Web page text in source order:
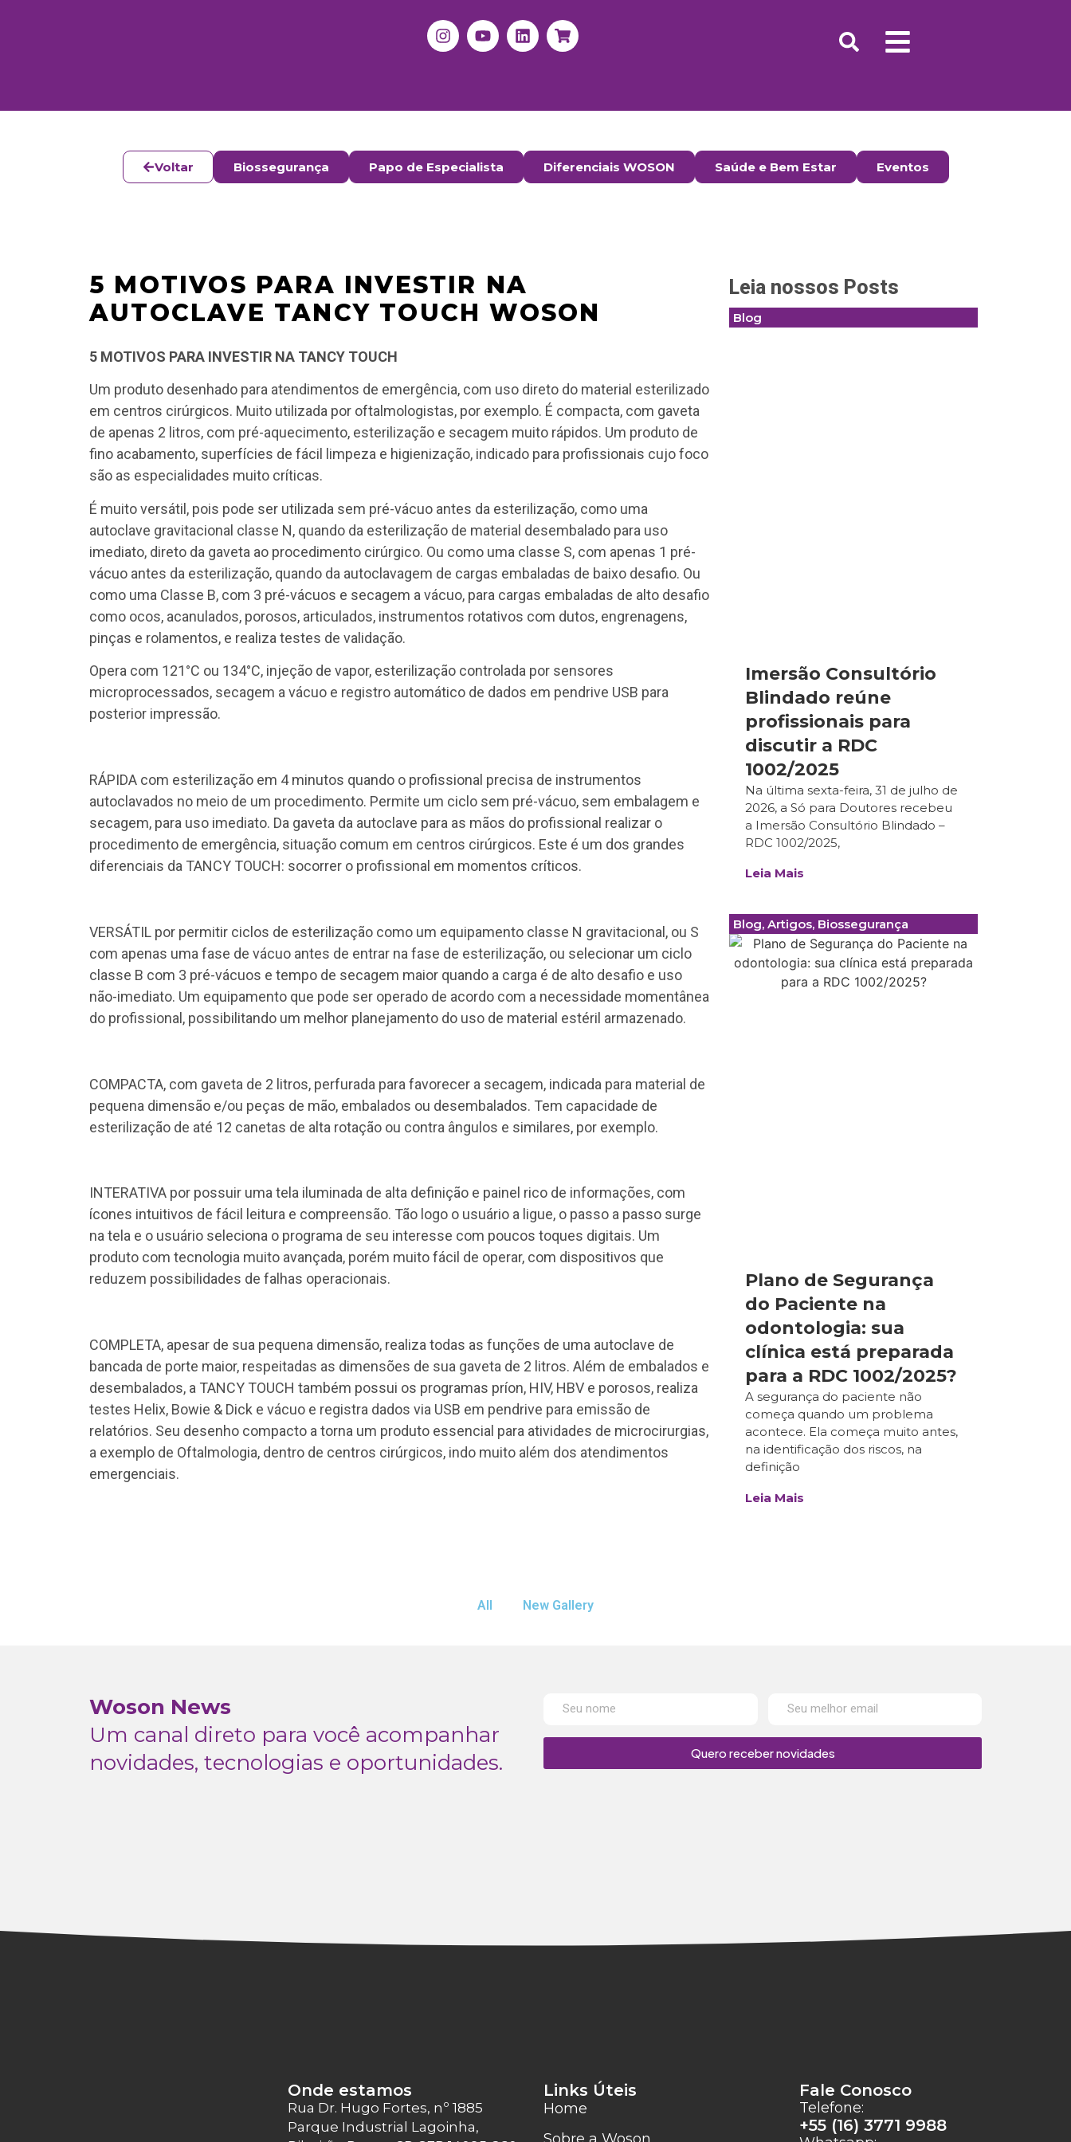
Voltar Biossegurança Papo de Especialista Diferenciais WOSON Saúde e Bem Estar Eventos
5 MOTIVOS PARA INVESTIR NA
AUTOCLAVE TANCY TOUCH WOSON
5 MOTIVOS PARA INVESTIR NA TANCY TOUCH
Um produto desenhado para atendimentos de emergência, com uso direto do material esterilizado
em centros cirúrgicos. Muito utilizada por oftalmologistas, por exemplo. É compacta, com gaveta
de apenas 2 litros, com pré-aquecimento, esterilização e secagem muito rápidos. Um produto de
fino acabamento, superfícies de fácil limpeza e higienização, indicado para profissionais cujo foco
são as especialidades muito críticas.
É muito versátil, pois pode ser utilizada sem pré-vácuo antes da esterilização, como uma
autoclave gravitacional classe N, quando da esterilização de material desembalado para uso
imediato, direto da gaveta ao procedimento cirúrgico. Ou como uma classe S, com apenas 1 pré-
vácuo antes da esterilização, quando da autoclavagem de cargas embaladas de baixo desafio. Ou
como uma Classe B, com 3 pré-vácuos e secagem a vácuo, para cargas embaladas de alto desafio
como ocos, acanulados, porosos, articulados, instrumentos rotativos com dutos, engrenagens,
pinças e rolamentos, e realiza testes de validação.
Opera com 121°C ou 134°C, injeção de vapor, esterilização controlada por sensores
microprocessados, secagem a vácuo e registro automático de dados em pendrive USB para
posterior impressão.
RÁPIDA com esterilização em 4 minutos quando o profissional precisa de instrumentos
autoclavados no meio de um procedimento. Permite um ciclo sem pré-vácuo, sem embalagem e
secagem, para uso imediato. Da gaveta da autoclave para as mãos do profissional realizar o
procedimento de emergência, situação comum em centros cirúrgicos. Este é um dos grandes
diferenciais da TANCY TOUCH: socorrer o profissional em momentos críticos.
VERSÁTIL por permitir ciclos de esterilização como um equipamento classe N gravitacional, ou S
com apenas uma fase de vácuo antes de entrar na fase de esterilização, ou selecionar um ciclo
classe B com 3 pré-vácuos e tempo de secagem maior quando a carga é de alto desafio e uso
não-imediato. Um equipamento que pode ser operado de acordo com a necessidade momentânea
do profissional, possibilitando um melhor planejamento do uso de material estéril armazenado.
COMPACTA, com gaveta de 2 litros, perfurada para favorecer a secagem, indicada para material de
pequena dimensão e/ou peças de mão, embalados ou desembalados. Tem capacidade de
esterilização de até 12 canetas de alta rotação ou contra ângulos e similares, por exemplo.
INTERATIVA por possuir uma tela iluminada de alta definição e painel rico de informações, com
ícones intuitivos de fácil leitura e compreensão. Tão logo o usuário a ligue, o passo a passo surge
na tela e o usuário seleciona o programa de seu interesse com poucos toques digitais. Um
produto com tecnologia muito avançada, porém muito fácil de operar, com dispositivos que
reduzem possibilidades de falhas operacionais.
COMPLETA, apesar de sua pequena dimensão, realiza todas as funções de uma autoclave de
bancada de porte maior, respeitadas as dimensões de sua gaveta de 2 litros. Além de embalados e
desembalados, a TANCY TOUCH também possui os programas príon, HIV, HBV e porosos, realiza
testes Helix, Bowie & Dick e vácuo e registra dados via USB em pendrive para emissão de
relatórios. Seu desenho compacto a torna um produto essencial para atividades de microcirurgias,
a exemplo de Oftalmologia, dentro de centros cirúrgicos, indo muito além dos atendimentos
emergenciais.
Leia nossos Posts
Blog
Imersão Consultório
Blindado reúne
profissionais para
discutir a RDC
1002/2025
Na última sexta-feira, 31 de julho de
2026, a Só para Doutores recebeu
a Imersão Consultório Blindado –
RDC 1002/2025,
Leia Mais
Blog, Artigos, Biossegurança
Plano de Segurança
do Paciente na
odontologia: sua
clínica está preparada
para a RDC 1002/2025?
A segurança do paciente não
começa quando um problema
acontece. Ela começa muito antes,
na identificação dos riscos, na
definição
Leia Mais
All New Gallery
Woson News
Um canal direto para você acompanhar
novidades, tecnologias e oportunidades.
Quero receber novidades
Onde estamos
Rua Dr. Hugo Fortes, nº 1885
Parque Industrial Lagoinha,
Links Úteis
Home
Fale Conosco
Telefone:
+55 (16) 3771 9988